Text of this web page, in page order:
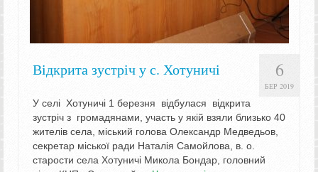
6
БЕР 2019
Відкрита зустріч у с. Хотуничі
У селі Хотуничі 1 березня відбулася відкрита
зустріч з громадянами, участь у якій взяли близько 40
жителів села, міський голова Олександр Медведьов,
секретар міської ради Наталія Самойлова, в. о.
старости села Хотуничі Микола Бондар, головний